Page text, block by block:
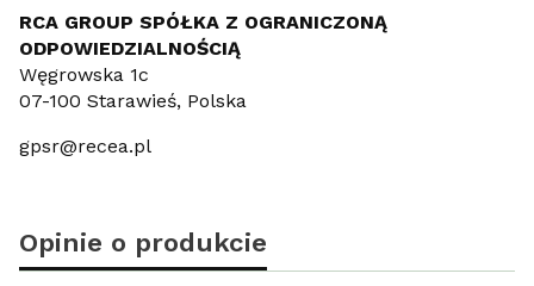
RCA GROUP SPÓŁKA Z OGRANICZONĄ
ODPOWIEDZIALNOŚCIĄ
Węgrowska 1c
07-100 Starawieś, Polska
gpsr@recea.pl
Opinie o produkcie